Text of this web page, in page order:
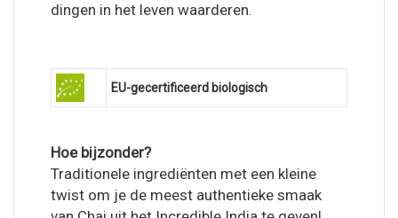
dingen in het leven waarderen.
EU-gecertificeerd biologisch
Hoe bijzonder?
Traditionele ingrediënten met een kleine
twist om je de meest authentieke smaak